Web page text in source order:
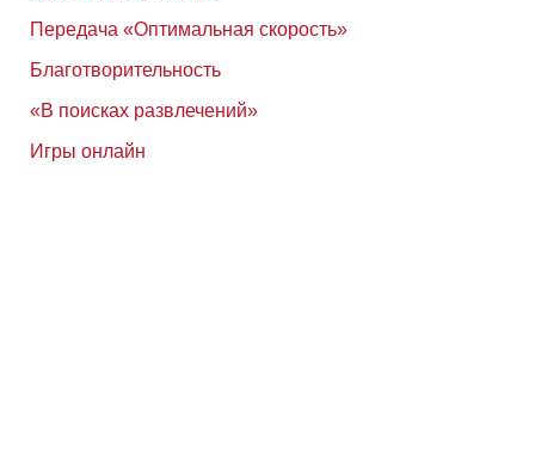
Передача «Оптимальная скорость»
Благотворительность
«В поисках развлечений»
Игры онлайн